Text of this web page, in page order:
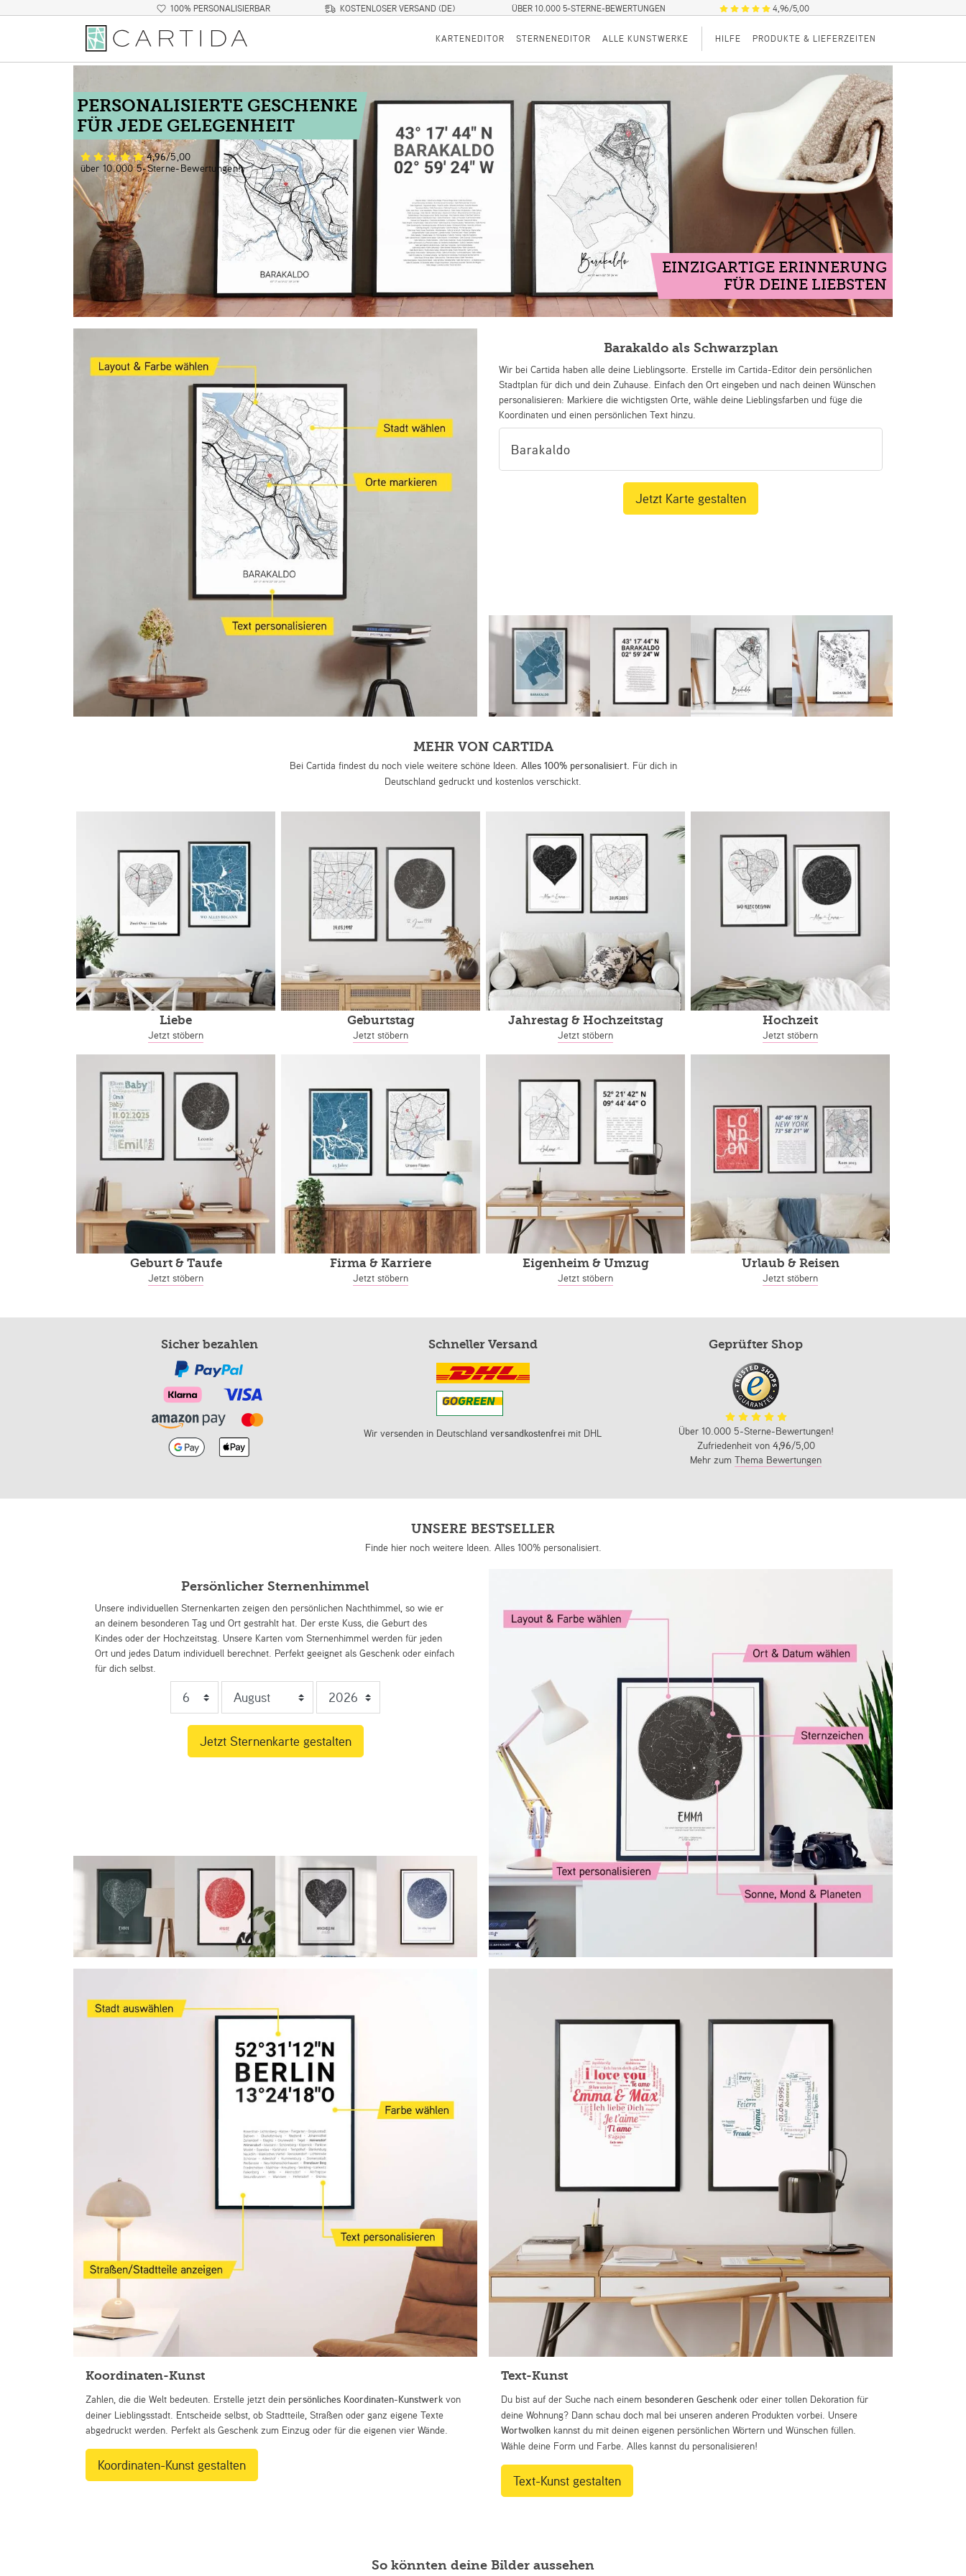
100% PERSONALISIERBAR KOSTENLOSER VERSAND (DE) ÜBER 10.000 5-STERNE-BEWERTUNGEN 4,96/5,00
KARTENEDITOR STERNENEDITOR ALLE KUNSTWERKE HILFE PRODUKTE & LIEFERZEITEN
PERSONALISIERTE GESCHENKE
FÜR JEDE GELEGENHEIT
4,96/5,00
über 10.000 5-Sterne-Bewertungen!
EINZIGARTIGE ERINNERUNG
FÜR DEINE LIEBSTEN
Barakaldo als Schwarzplan
Wir bei Cartida haben alle deine Lieblingsorte. Erstelle im Cartida-Editor dein persönlichen
Stadtplan für dich und dein Zuhause. Einfach den Ort eingeben und nach deinen Wünschen
personalisieren: Markiere die wichtigsten Orte, wähle deine Lieblingsfarben und füge die
Koordinaten und einen persönlichen Text hinzu.
Jetzt Karte gestalten
MEHR VON CARTIDA
Bei Cartida findest du noch viele weitere schöne Ideen. Alles 100% personalisiert. Für dich in
Deutschland gedruckt und kostenlos verschickt.
Liebe
Jetzt stöbern
Geburtstag
Jetzt stöbern
Jahrestag& Hochzeitstag
Jetzt stöbern
Hochzeit
Jetzt stöbern
Geburt & Taufe
Jetzt stöbern
Firma & Karriere
Jetzt stöbern
Eigenheim& Umzug
Jetzt stöbern
Urlaub & Reisen
Jetzt stöbern
Sicher bezahlen Schneller Versand
Wir versenden in Deutschlandversandkostenfrei mit DHL
Geprüfter Shop
Über 10.000 5-Sterne-Bewertungen!
Zufriedenheit von 4,96/5,00
Mehr zumThema Bewertungen
UNSERE BESTSELLER
Finde hier noch weitere Ideen. Alles 100% personalisiert.
Persönlicher Sternenhimmel
Unsere individuellen Sternenkarten zeigen den persönlichen Nachthimmel, so wie er
an deinem besonderen Tag und Ort gestrahlt hat. Der erste Kuss, die Geburt des
Kindes oder der Hochzeitstag. Unsere Karten vom Sternenhimmel werden für jeden
Ort und jedes Datum individuell berechnet. Perfekt geeignet als Geschenk oder einfach
für dich selbst.
Koordinaten-Kunst
Zahlen, die die Welt bedeuten. Erstelle jetzt dein persönliches Koordinaten-Kunstwerk von
deiner Lieblingsstadt. Entscheide selbst, ob Stadtteile, Straßen oder ganz eigene Texte
abgedruckt werden. Perfekt als Geschenk zum Einzug oder für die eigenen vier Wände.
Koordinaten-Kunst gestalten
Text-Kunst
Du bist auf der Suche nach einem besonderen Geschenk oder einer tollen Dekoration für
deine Wohnung? Dann schau doch mal bei unseren anderen Produkten vorbei. Unsere
Wortwolken kannst du mit deinen eigenen persönlichen Wörtern und Wünschen füllen.
Wähle deine Form und Farbe. Alles kannst du personalisieren!
Text-Kunst gestalten
So könnten deine Bilder aussehen